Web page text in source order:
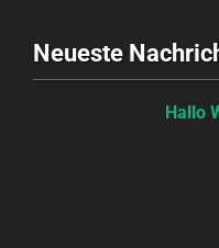
Neueste
Hallo